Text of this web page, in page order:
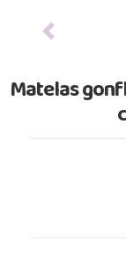
Previous
Matelas